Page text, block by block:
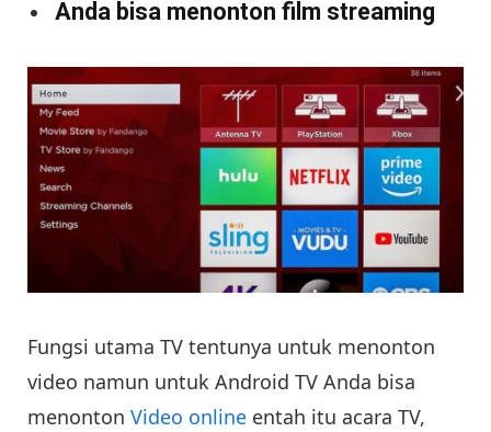
Anda bisa menonton film streaming
Fungsi utama TV tentunya untuk menonton
video namun untuk Android TV Anda bisa
menonton Video online entah itu acara TV,